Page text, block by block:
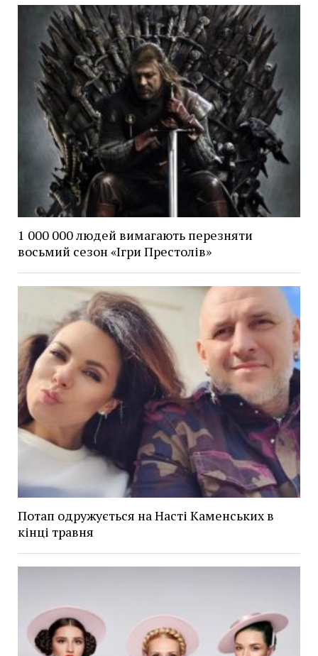
1 000 000 людей вимагають перезняти
восьмий сезон «Ігри Престолів»
Потап одружується на Насті Каменських в
кінці травня